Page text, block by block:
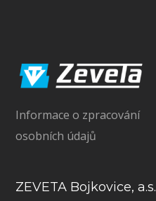
Informace o zpracování
osobních údajů
ZEVETA Bojkovice, a.s.